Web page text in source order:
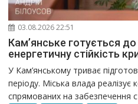
03.08.2026 22:51
Кам’янське готується
енергетичну стійкість
У Кам’янському триває
періоду. Міська влада реалізує
спрямованих на забезпечення